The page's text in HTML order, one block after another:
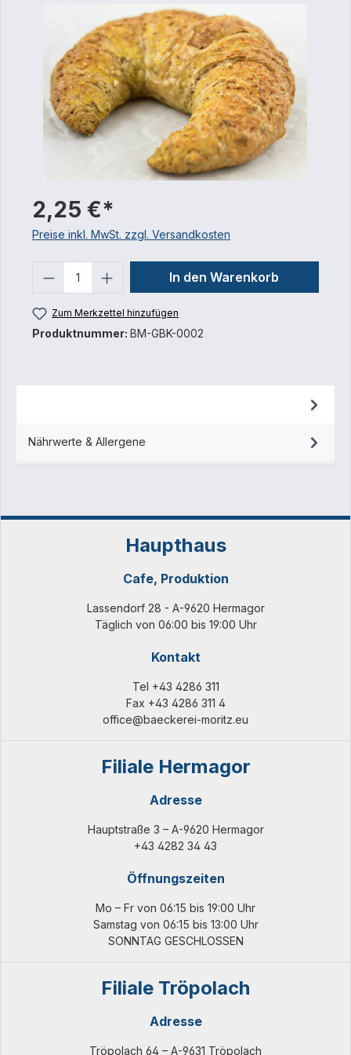
2,25 €*
Preise inkl. MwSt. zzgl. Versandkosten
In den Warenkorb
Zum Merkzettel hinzufügen
Produktnummer: BM-GBK-0002
Nährwerte & Allergene
Haupthaus
Cafe, Produktion
Lassendorf 28 - A-9620 Hermagor
Täglich von 06:00 bis 19:00 Uhr
Kontakt
Tel +43 4286 311
Fax +43 4286 311 4
office@baeckerei-moritz.eu
Filiale Hermagor
Adresse
Hauptstraße 3 – A-9620 Hermagor
+43 4282 34 43
Öffnungszeiten
Mo – Fr von 06:15 bis 19:00 Uhr
Samstag von 06:15 bis 13:00 Uhr
SONNTAG GESCHLOSSEN
Filiale Tröpolach
Adresse
Tröpolach 64 – A-9631 Tröpolach